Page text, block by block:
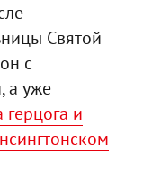
Святой
с
а уже
герцога и